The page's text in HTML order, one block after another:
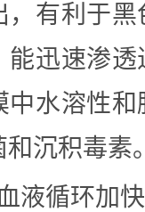
，有利于
能迅速渗
中水溶性
沉积毒素。
液循环加快